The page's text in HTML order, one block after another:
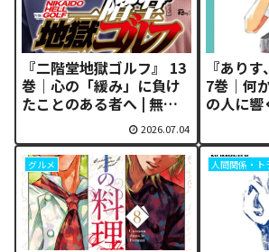
『二階堂地獄ゴルフ』 13
巻｜心の「緩み」に負け
たことのある者へ | 無料
2026.07.04
『あり
7巻｜何
の人に響
察 | 無
グルメ 人間関係・ト